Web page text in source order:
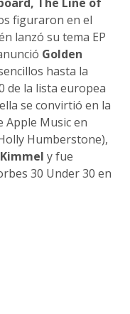
figuraron en el
lanzó su tema EP
Golden
hasta la
de la lista europea
se convirtió en la
Apple Music en
Humberstone),
y fue
30 Under 30 en